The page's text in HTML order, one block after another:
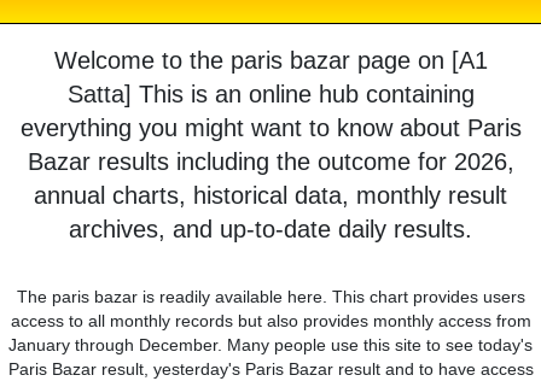
Welcome to the paris bazar page on [A1
Satta] This is an online hub containing
everything you might want to know about Paris
Bazar results including the outcome for 2026,
annual charts, historical data, monthly result
archives, and up-to-date daily results.
The paris bazar is readily available here. This chart provides users
access to all monthly records but also provides monthly access from
January through December. Many people use this site to see today's
Paris Bazar result, yesterday's Paris Bazar result and to have access